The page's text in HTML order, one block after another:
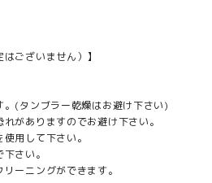
ございません）】
(タンブラー乾燥はお避け下さい)
がありますのでお避け下さい。
用して下さい。
さい。
ーニングができます。